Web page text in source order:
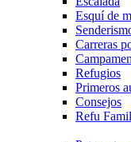
Esquí de
Carreras
Refugios
Primeros
Consejos
Refu